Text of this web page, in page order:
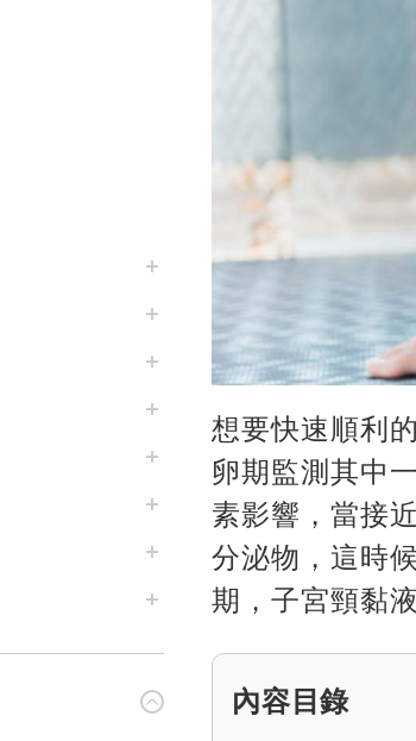
想要快速順利
卵期監測其中
素影響，當接
分泌物，這時
期，子宮頸黏
內容目錄